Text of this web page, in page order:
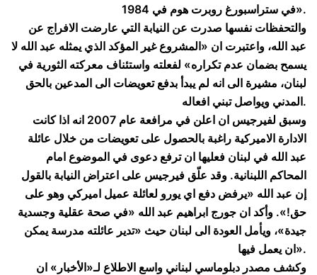
في ستراسبورغ روبرت هوم في 1984».
والتحفظات نفسها صدرت عن النيابة التي عارضت الافراج عن
عبد الله، واعتبرت ان «المشروع غير المؤكد الذي يمثله عبد الله لا
يسمح بضمان عدم تكراره» لفعلته واستئناف معركته الثورية في
لبنان، مشيرة الى انه لم يبدأ بدفع تعويضات الى المدعين بالحق
المدني ويواصل تبني افعاله.
وسبق لفيرجيس ان اعلن في مرافعة عام 2007 انه اذا كانت
الادارة الاميركية راغبة بالحصول على تعويضات من خلال عائلة
عبد الله في لبنان فعليها ان ترفع دعوى في الموضوع امام
المحاكم اللبنانية. وقد علّق فيرجيس على اعتراض النيابة بالقول
إن عبد الله «يرفض دفع اي يورو لعائلة عميل اميركي وهو على
حق!». وأكد ان جورج ابراهيم عبد الله «في صحة عقلية وجسدية
جيدة»، ويأمل العودة الى لبنان حيث «تدير عائلته مدرسة يمكن
ان يعمل فيها».
وكشف مصدر دبلوماسي لبناني واسع الاطلاع لـ«الأخبار» ان